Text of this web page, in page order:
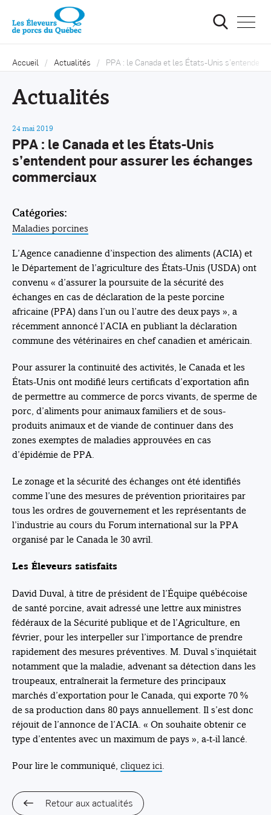
la
site
Accueil Actualités PPA : le Canada et les États-Unis
Actualités
24 mai 2019
PPA : le Canada et les États-Unis
s’entendent pour assurer les échanges
commerciaux
Catégories:
Maladies porcines
L’Agence canadienne d’inspection des aliments (ACIA) et
le Département de l’agriculture des États-Unis (USDA) ont
convenu « d’assurer la poursuite de la sécurité des
échanges en cas de déclaration de la peste porcine
africaine (PPA) dans l’un ou l’autre des deux pays », a
récemment annoncé l’ACIA en publiant la déclaration
commune des vétérinaires en chef canadien et américain.
Pour assurer la continuité des activités, le Canada et les
États-Unis ont modifié leurs certificats d’exportation afin
de permettre au commerce de porcs vivants, de sperme de
porc, d’aliments pour animaux familiers et de sous-
produits animaux et de viande de continuer dans des
zones exemptes de maladies approuvées en cas
d’épidémie de PPA.
Le zonage et la sécurité des échanges ont été identifiés
comme l’une des mesures de prévention prioritaires par
tous les ordres de gouvernement et les représentants de
l’industrie au cours du Forum international sur la PPA
organisé par le Canada le 30 avril.
Les Éleveurs satisfaits
David Duval, à titre de président de l’Équipe québécoise
de santé porcine, avait adressé une lettre aux ministres
fédéraux de la Sécurité publique et de l’Agriculture, en
février, pour les interpeller sur l’importance de prendre
rapidement des mesures préventives. M. Duval s’inquiétait
notamment que la maladie, advenant sa détection dans les
troupeaux, entraînerait la fermeture des principaux
marchés d’exportation pour le Canada, qui exporte 70 %
de sa production dans 80 pays annuellement. Il s’est donc
réjouit de l’annonce de l’ACIA. « On souhaite obtenir ce
type d’ententes avec un maximum de pays », a-t-il lancé.
Pour lire le communiqué, cliquez ici.
Retour aux actualités